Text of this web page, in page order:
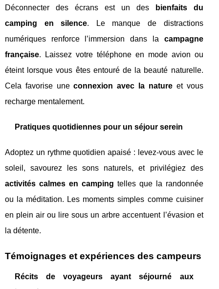
Déconnecter des écrans est un des
bienfaits du
camping en silence. Le manque de distractions
numériques renforce l’immersion dans la campagne
française. Laissez votre téléphone en mode avion ou
éteint lorsque vous êtes entouré de la beauté naturelle.
Cela favorise uneconnexion avec la natureet vous
recharge mentalement.
Pratiques quotidiennes pour un séjour serein
Adoptez un rythme quotidien apaisé : levez-vous avec le
soleil, savourez les sons naturels, et privilégiez des
activités calmes en camping telles que la randonnée
ou la méditation. Les moments simples comme cuisiner
en plein air ou lire sous un arbre accentuent l’évasion et
la détente.
Témoignages et expériences des campeurs
Récits de voyageurs ayant séjourné aux